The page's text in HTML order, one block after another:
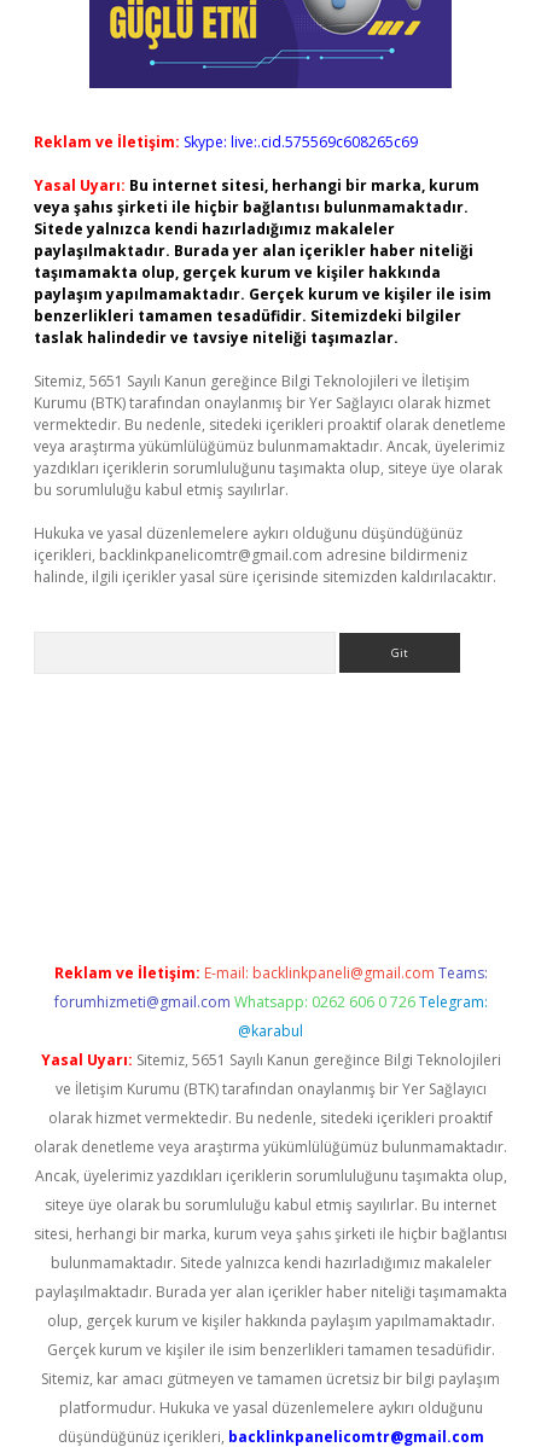
Reklam ve İletişim: Skype: live:.cid.575569c608265c69
Yasal Uyarı: Bu internet sitesi, herhangi bir marka, kurum
veya şahıs şirketi ile hiçbir bağlantısı bulunmamaktadır.
Sitede yalnızca kendi hazırladığımız makaleler
paylaşılmaktadır. Burada yer alan içerikler haber niteliği
taşımamakta olup, gerçek kurum ve kişiler hakkında
paylaşım yapılmamaktadır. Gerçek kurum ve kişiler ile isim
benzerlikleri tamamen tesadüfidir. Sitemizdeki bilgiler
taslak halindedir ve tavsiye niteliği taşımazlar.
Sitemiz, 5651 Sayılı Kanun gereğince Bilgi Teknolojileri ve İletişim
Kurumu (BTK) tarafından onaylanmış bir Yer Sağlayıcı olarak hizmet
vermektedir. Bu nedenle, sitedeki içerikleri proaktif olarak denetleme
veya araştırma yükümlülüğümüz bulunmamaktadır. Ancak, üyelerimiz
yazdıkları içeriklerin sorumluluğunu taşımakta olup, siteye üye olarak
bu sorumluluğu kabul etmiş sayılırlar.
Hukuka ve yasal düzenlemelere aykırı olduğunu düşündüğünüz
içerikleri, backlinkpanelicomtr@gmail.com adresine bildirmeniz
halinde, ilgili içerikler yasal süre içerisinde sitemizden kaldırılacaktır.
Reklam ve İletişim: E-mail: backlinkpaneli@gmail.com Teams:
forumhizmeti@gmail.com Whatsapp: 0262 606 0 726 Telegram:
@karabul
Yasal Uyarı: Sitemiz, 5651 Sayılı Kanun gereğince Bilgi Teknolojileri
ve İletişim Kurumu (BTK) tarafından onaylanmış bir Yer Sağlayıcı
olarak hizmet vermektedir. Bu nedenle, sitedeki içerikleri proaktif
olarak denetleme veya araştırma yükümlülüğümüz bulunmamaktadır.
Ancak, üyelerimiz yazdıkları içeriklerin sorumluluğunu taşımakta olup,
siteye üye olarak bu sorumluluğu kabul etmiş sayılırlar. Bu internet
sitesi, herhangi bir marka, kurum veya şahıs şirketi ile hiçbir bağlantısı
bulunmamaktadır. Sitede yalnızca kendi hazırladığımız makaleler
paylaşılmaktadır. Burada yer alan içerikler haber niteliği taşımamakta
olup, gerçek kurum ve kişiler hakkında paylaşım yapılmamaktadır.
Gerçek kurum ve kişiler ile isim benzerlikleri tamamen tesadüfidir.
Sitemiz, kar amacı gütmeyen ve tamamen ücretsiz bir bilgi paylaşım
platformudur. Hukuka ve yasal düzenlemelere aykırı olduğunu
düşündüğünüz içerikleri, backlinkpanelicomtr@gmail.com